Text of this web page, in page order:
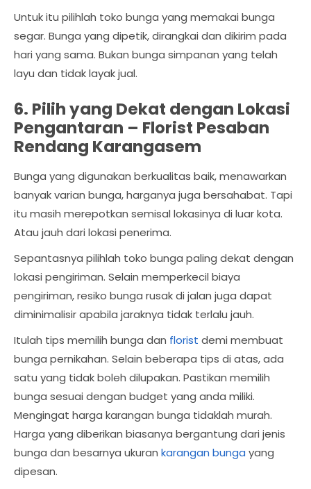
Untuk itu pilihlah toko bunga yang memakai bunga
segar. Bunga yang dipetik, dirangkai dan dikirim pada
hari yang sama. Bukan bunga simpanan yang telah
layu dan tidak layak jual.
6. Pilih yang Dekat dengan Lokasi
Pengantaran – Florist Pesaban
Rendang Karangasem
Bunga yang digunakan berkualitas baik, menawarkan
banyak varian bunga, harganya juga bersahabat. Tapi
itu masih merepotkan semisal lokasinya di luar kota.
Atau jauh dari lokasi penerima.
Sepantasnya pilihlah toko bunga paling dekat dengan
lokasi pengiriman. Selain memperkecil biaya
pengiriman, resiko bunga rusak di jalan juga dapat
diminimalisir apabila jaraknya tidak terlalu jauh.
Itulah tips memilih bunga dan florist demi membuat
bunga pernikahan. Selain beberapa tips di atas, ada
satu yang tidak boleh dilupakan. Pastikan memilih
bunga sesuai dengan budget yang anda miliki.
Mengingat harga karangan bunga tidaklah murah.
Harga yang diberikan biasanya bergantung dari jenis
bunga dan besarnya ukuran karangan bunga yang
dipesan.